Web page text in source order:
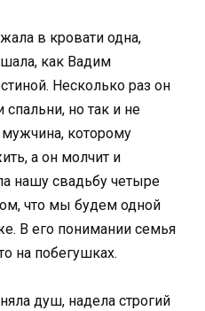
в кровати одна,
как Вадим
Несколько раз он
спальни, но так и не
мужчина, которому
а он молчит и
нашу свадьбу четыре
что мы будем одной
В его понимании семья
на побегушках.
душ, надела строгий